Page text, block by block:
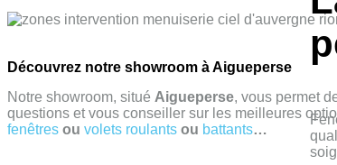
Découvrez notre showroom à Aigueperse
Notre showroom, situé Aigueperse, vous permet
questions et vous conseiller sur les meilleures
fenêtres ou volets roulants ou battants…